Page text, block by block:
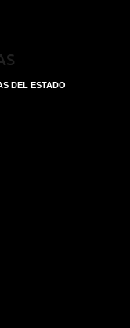
DEL ESTADO